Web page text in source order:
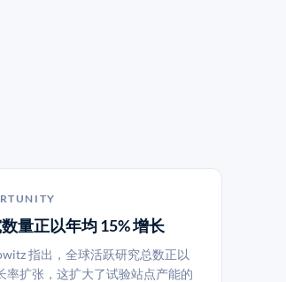
量正以年均 15% 增长
指出，全球活跃研究总数正以
率扩张，这扩大了试验站点产能的